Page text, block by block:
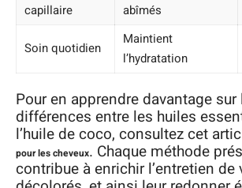
capillaire
abîmés
Soin quotidien
Maintient
l’hydratation
Pour en apprendre davantage sur
différences entre les huiles
l’huile de coco, consultez cet
pour les cheveux. Chaque méthode
contribue à enrichir l’entretien de